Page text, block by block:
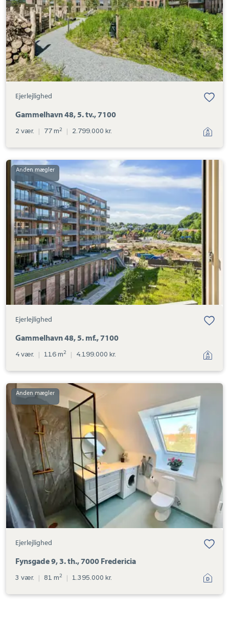
Ejerlejlighed
Gammelhavn 48, 5. tv., 7100
2 vær. | 77 m2 | 2.799.000 kr.
Ejerlejlighed:
Gammelhavn
48,
mf.,
7100
Ejerlejlighed
Gammelhavn 48, 5. mf., 7100
4 vær. | 116 m2 | 4.199.000 kr.
Ejerlejlighed:
Fynsgade
9,
th.,
7000
Fredericia
Ejerlejlighed
Fynsgade 9, 3. th., 7000 Fredericia
3 vær. | 81 m2 | 1.395.000 kr.